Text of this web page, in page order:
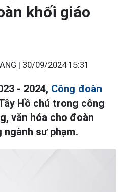
khối giáo
| 30/09/2024 15:31
- 2024, Công đoàn
Hồ chú trong công
văn hóa cho đoàn
sư phạm.